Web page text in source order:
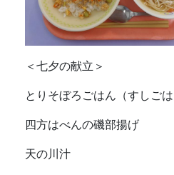
＜七夕の献立＞
とりそぼろごはん（すし
四方はべんの磯部揚げ
天の川汁